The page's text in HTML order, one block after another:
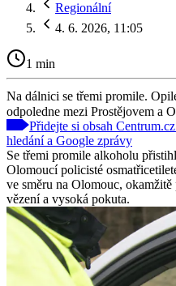
Regionální
4. 6. 2026, 11:05
1 min
Na dálnici se třemi promile.
odpoledne mezi Prostějovem a
Přidejte si obsah
hledání a Google zprávy
Se třemi promile alkoholu
Olomoucí policisté
ve směru na Olomouc,
vězení a vysoká pokuta.